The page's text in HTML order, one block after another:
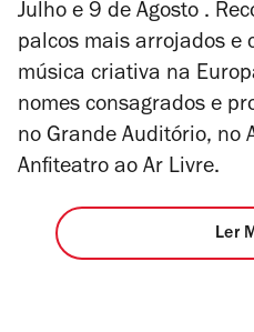
Julho e 9 de Agosto .
palcos mais arrojados e
música criativa na
nomes consagrados e
no Grande Auditório, no
Anfiteatro ao Ar Livre.
Ler